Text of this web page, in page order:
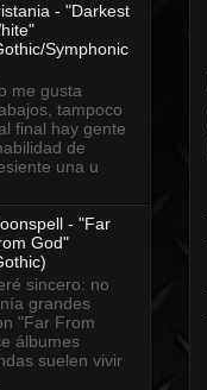
- "Darkest
Symphonic
me gusta
tampoco
final hay gente
de
una u
- "Far
God"
sincero: no
grandes
"Far From
álbumes
suelen vivir